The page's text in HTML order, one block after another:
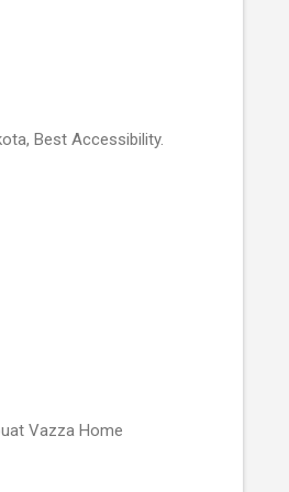
Best Accessibility.
Vazza Home